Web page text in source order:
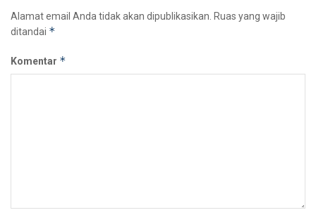
Alamat email Anda tidak akan dipublikasikan. Ruas yang wajib
ditandai *
Komentar *